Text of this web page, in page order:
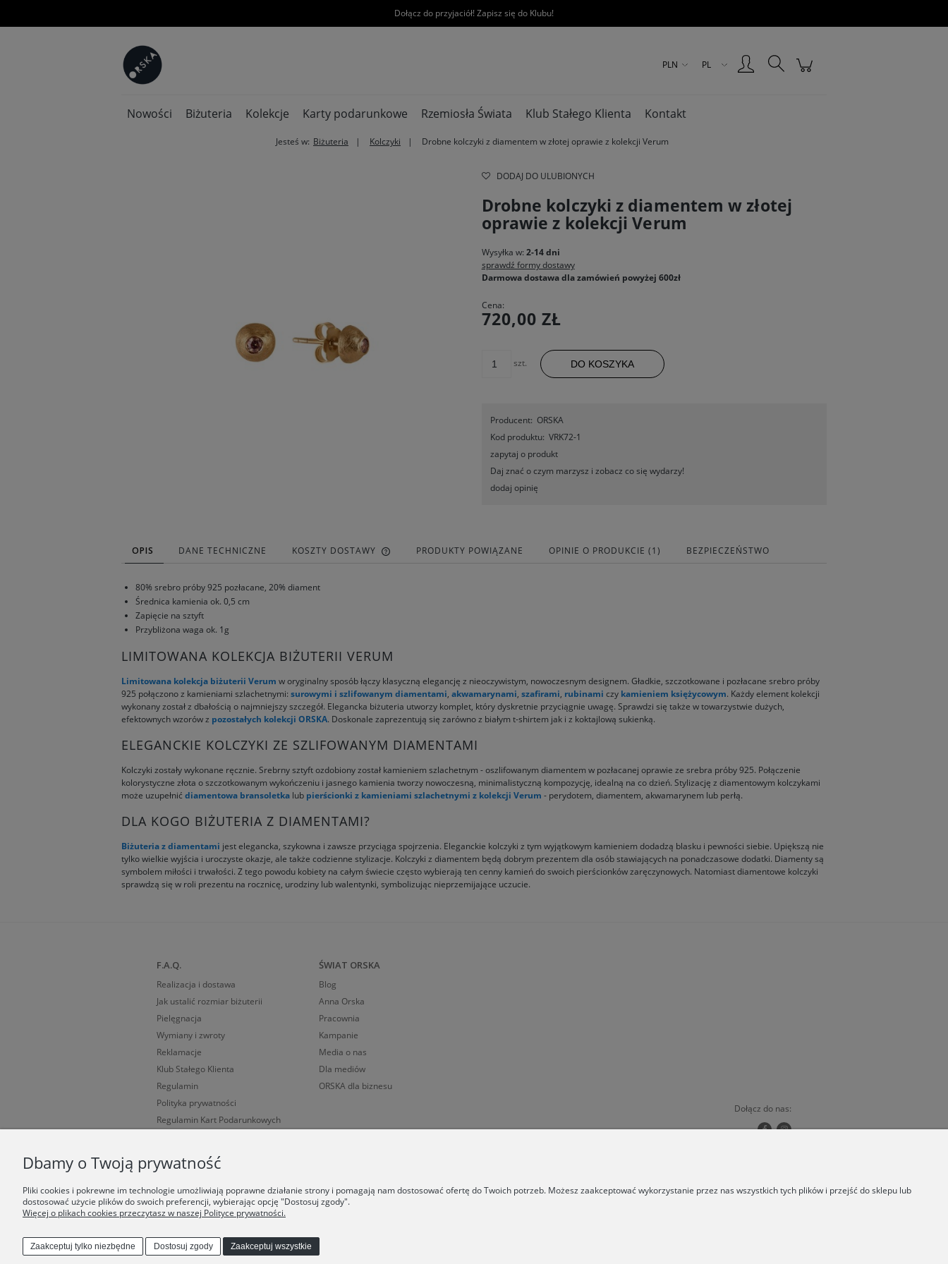
Dołącz do przyjaciół! Zapisz się do Klubu!
PLN PL
Nowości Biżuteria Kolekcje Karty podarunkowe Rzemiosła Świata Klub Stałego Klienta Kontakt
Jesteś w: Biżuteria Kolczyki Drobne kolczyki z diamentem w złotej oprawie z kolekcji Verum
DODAJ DO ULUBIONYCH
Drobne kolczyki z diamentem w złotej
oprawie z kolekcji Verum
Wysyłka w: 2-14 dni
sprawdź formy dostawy
Darmowa dostawa dla zamówień powyżej 600zł
Cena:
720,00 ZŁ
szt. DO KOSZYKA
Producent: ORSKA
Kod produktu: VRK72-1
zapytaj o produkt
Daj znać o czym marzysz i zobacz co się wydarzy!
dodaj opinię
OPIS DANE TECHNICZNE KOSZTY DOSTAWY PRODUKTY POWIĄZANE OPINIE O PRODUKCIE (1) BEZPIECZEŃSTWO
80% srebro próby 925 pozłacane, 20% diament
Średnica kamienia ok. 0,5 cm
Zapięcie na sztyft
Przybliżona waga ok. 1g
LIMITOWANA KOLEKCJA BIŻUTERII VERUM
Limitowana kolekcja biżuterii Verum w oryginalny sposób łączy klasyczną elegancję z nieoczywistym, nowoczesnym designem. Gładkie, szczotkowane i pozłacane srebro próby
925 połączono z kamieniami szlachetnymi: surowymi i szlifowanym diamentami, akwamarynami, szafirami, rubinami czy kamieniem księżycowym. Każdy element kolekcji
wykonany został z dbałością o najmniejszy szczegół. Elegancka biżuteria utworzy komplet, który dyskretnie przyciągnie uwagę. Sprawdzi się także w towarzystwie dużych,
efektownych wzorów z pozostałych kolekcji ORSKA. Doskonale zaprezentują się zarówno z białym t-shirtem jak i z koktajlową sukienką.
ELEGANCKIE KOLCZYKI ZE SZLIFOWANYM DIAMENTAMI
Kolczyki zostały wykonane ręcznie. Srebrny sztyft ozdobiony został kamieniem szlachetnym - oszlifowanym diamentem w pozłacanej oprawie ze srebra próby 925. Połączenie
kolorystyczne złota o szczotkowanym wykończeniu i jasnego kamienia tworzy nowoczesną, minimalistyczną kompozycję, idealną na co dzień. Stylizację z diamentowym kolczykami
może uzupełnić diamentowa bransoletka lub pierścionki z kamieniami szlachetnymi z kolekcji Verum - perydotem, diamentem, akwamarynem lub perłą.
DLA KOGO BIŻUTERIA Z DIAMENTAMI?
Biżuteria z diamentami jest elegancka, szykowna i zawsze przyciąga spojrzenia. Eleganckie kolczyki z tym wyjątkowym kamieniem dodadzą blasku i pewności siebie. Upiększą nie
tylko wielkie wyjścia i uroczyste okazje, ale także codzienne stylizacje. Kolczyki z diamentem będą dobrym prezentem dla osób stawiających na ponadczasowe dodatki. Diamenty są
symbolem miłości i trwałości. Z tego powodu kobiety na całym świecie często wybierają ten cenny kamień do swoich pierścionków zaręczynowych. Natomiast diamentowe kolczyki
sprawdzą się w roli prezentu na rocznicę, urodziny lub walentynki, symbolizując nieprzemijające uczucie.
F.A.Q.
Realizacja i dostawa
Jak ustalić rozmiar biżuterii
Pielęgnacja
Wymiany i zwroty
Reklamacje
Klub Stałego Klienta
Regulamin
Polityka prywatności
Regulamin Kart Podarunkowych
ŚWIAT ORSKA
Blog
Anna Orska
Pracownia
Kampanie
Media o nas
Dla mediów
ORSKA dla biznesu
Dołącz do nas:
Dbamy o Twoją prywatność
Pliki cookies i pokrewne im technologie umożliwiają poprawne działanie strony i pomagają nam dostosować ofertę do Twoich potrzeb. Możesz zaakceptować wykorzystanie przez nas wszystkich tych plików i przejść do sklepu lub
dostosować użycie plików do swoich preferencji, wybierając opcję "Dostosuj zgody".
Więcej o plikach cookies przeczytasz w naszej Polityce prywatności.
Zaakceptuj tylko niezbędne Dostosuj zgody Zaakceptuj wszystkie